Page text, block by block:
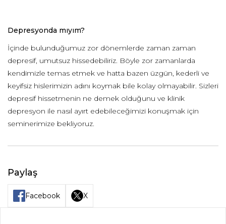
Depresyonda mıyım?
İçinde bulunduğumuz zor dönemlerde zaman zaman
depresif, umutsuz hissedebiliriz. Böyle zor zamanlarda
kendimizle temas etmek ve hatta bazen üzgün, kederli ve
keyifsiz hislerimizin adını koymak bile kolay olmayabilir. Sizleri
depresif hissetmenin ne demek olduğunu ve klinik
depresyon ile nasıl ayırt edebileceğimizi konuşmak için
seminerimize bekliyoruz.
Paylaş
Facebook X